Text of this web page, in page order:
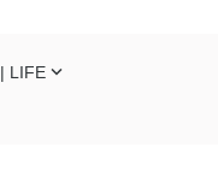
LIFE